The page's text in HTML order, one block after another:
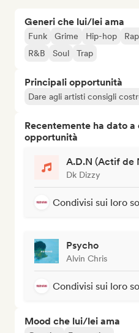
Generi che lui/lei ama
Funk Grime Hip-hop
R&B
Soul Trap
Principali opportunità
Dare agli artisti consigli
Recentemente ha dato
opportunità
A.D.N (Actif de
Dk Dizzy
Condivisi sui loro
Psycho
Alvin Chris
Condivisi sui loro
Mood che lui/lei ama